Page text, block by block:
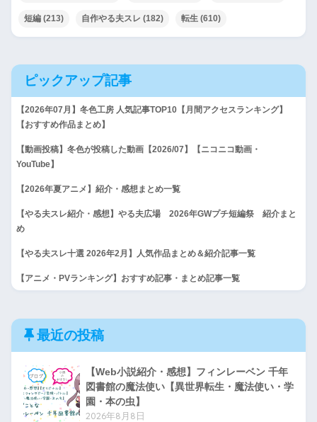
短編 (213) 自作やる夫スレ (182) 転生 (610)
ピックアップ記事
【2026年07月】冬色工房 人気記事TOP10【月間アクセスランキング】
【おすすめ作品まとめ】
【動画投稿】冬色が投稿した動画【2026/07】【ニコニコ動画・
YouTube】
【2026年夏アニメ】紹介・感想まとめ一覧
【やる夫スレ紹介・感想】やる夫広場 2026年GWプチ短編祭 紹介まと
め
【やる夫スレ十選 2026年2月】人気作品まとめ＆紹介記事一覧
【アニメ・PVランキング】おすすめ記事・まとめ記事一覧
最近の投稿
【Web小説紹介・感想】フィンレーベン 千年
図書館の魔法使い【異世界転生・魔法使い・学
園・本の虫】
2026年8月8日